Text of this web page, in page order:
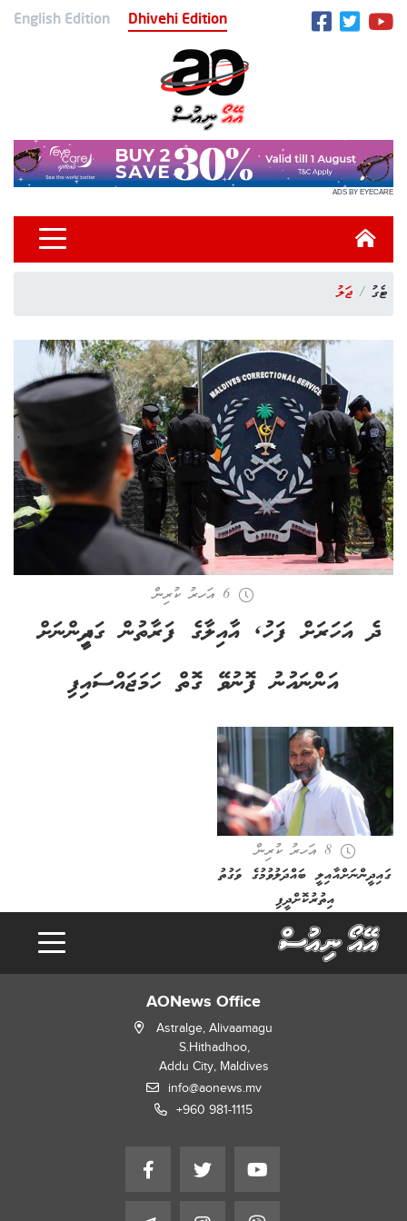
English Edition Dhivehi Edition
ADS BY EYECARE
ޓެގު ޖަލު
6 އަހރު ކުރިން
ދެ އަހަރަށް ފަހު, އާއިލާގެ ފަރާތުން ގައިދީންނަށް
އަންނައުނު ފޮނުވޭ ގޮތް ހަމަޖައްސައިފި
8 އަހރު ކުރިން
ގައިދީންނަށްއާއިލީ ބައްދަލުވުމުގެ ވަގުތު
އިތުރުކޮށްދީފި
AONews Office
Astralge, Alivaamagu
S.Hithadhoo,
Addu City, Maldives
info@aonews.mv
+960 981-1115